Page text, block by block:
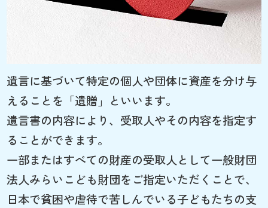
遺言に基づいて特定の個人や団体に資産を分け与
えることを「遺贈」といいます。
遺言書の内容により、受取人やその内容を指定す
ることができます。
一部またはすべての財産の受取人として一般財団
法人みらいこども財団をご指定いただくことで、
日本で貧困や虐待で苦しんでいる子どもたちの支